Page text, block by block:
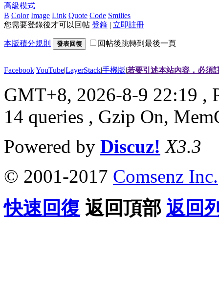
求大神P個長髮，其他不變
大神回覆：
求大神把我P的露骨一點，讓人看了不會忘
大神回覆：
大神回覆：
高級模式
B Color Image Link Quote Code Smilies
您需要登錄後才可以回帖 登錄 | 立即註冊
本版積分規則 發表回復 回帖後跳轉到最後一頁
Facebook|YouTube|LayerStack|手機版|若要引述本站內容，必須
GMT+8, 2026-8-9 22:19 ,
14 queries , Gzip On,
Powered by Discuz! X3.3
© 2001-2017 Comsenz Inc.
快速回復 返回頂部 返回